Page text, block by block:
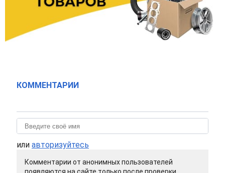
КОММЕНТАРИИ
или авторизуйтесь
Комментарии от анонимных пользователей